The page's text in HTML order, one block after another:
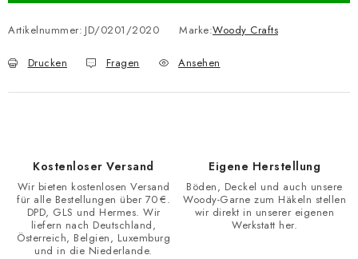
Artikelnummer: JD/0201/2020 Marke:Woody Crafts
Drucken Fragen Ansehen
Kostenloser Versand
Wir bieten kostenlosen Versand
für alle Bestellungen über 70 €.
DPD, GLS und Hermes. Wir
liefern nach Deutschland,
Österreich, Belgien, Luxemburg
und in die Niederlande.
Eigene Herstellung
Böden, Deckel und auch unsere
Woody-Garne zum Häkeln stellen
wir direkt in unserer eigenen
Werkstatt her.